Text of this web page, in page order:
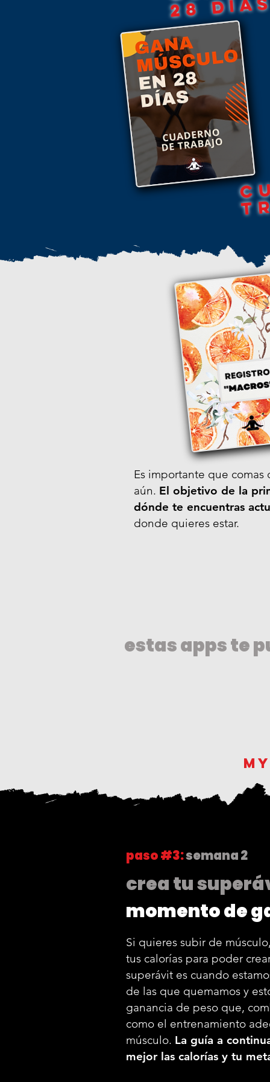
s
Es importante que
aún. El objetivo de la
dónde te encuentras
donde quieres estar.
estas apps te
paso #3:semana 2
crea tu
momento de
Si quieres subir de
tus calorías para poder
superávit es cuando
de las que quemamos y
ganancia de peso que,
como el entrenamiento
músculo. La guía a
mejor las calorías y tu